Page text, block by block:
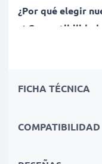
¿Por qué elegir
✔ Compatibilidad
con puertos RCA
✔ Conectores de
✔Construcción
FICHA TÉCNICA
COMPATIBILIDAD